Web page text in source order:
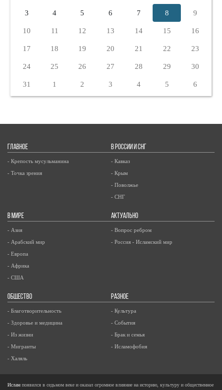
3 4 5 6 7 8 9
10 11 12 13 14 15 16
17 18 19 20 21 22 23
24 25 26 27 28 29 30
31 1 2 3 4 5 6
ГЛАВНОЕ
- Крепость мусульманина
- Точка зрения
В РОССИИ И СНГ
- Кавказ
- Крым
- Поволжье
- СНГ
В МИРЕ
- Азия
- Арабский мир
- Европа
- Африка
- США
АКТУАЛЬНО
- Вопрос ребром
- Россия - Исламский мир
ОБЩЕСТВО
- Благотворительность
- Здоровье и медицина
- Из жизни
- Мигранты
- Халяль
РАЗНОЕ
- Культура
- События
- Брак и семья
- Исламофобия
Ислам появился в седьмом веке и оказал огромное влияние на историю, культуру и общественное